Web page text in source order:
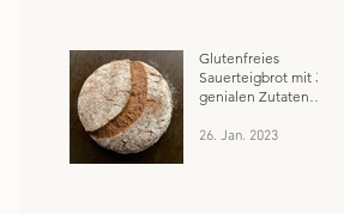
Glutenfreies
Sauerteigbrot mit 3
genialen Zutaten
26. Jan. 2023